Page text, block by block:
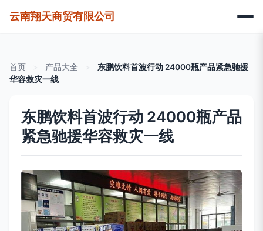
云南翔天商贸有限公司
首页 产品大全
东鹏饮料首波行动 24000瓶产品紧急驰援
华容救灾一线
东鹏饮料首波行动 24000瓶产品
紧急驰援华容救灾一线